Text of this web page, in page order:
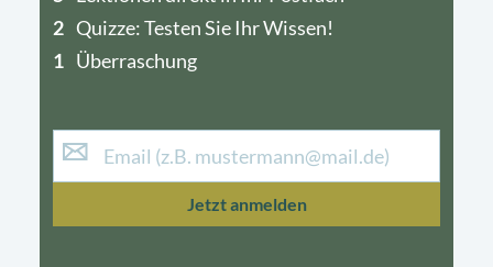
2 Quizze: Testen Sie Ihr Wissen!
1 Überraschung
1
Jetzt anmelden